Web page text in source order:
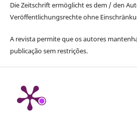
Die Zeitschrift ermöglicht es dem / den
Veröffentlichungsrechte ohne
A revista permite que os autores
publicação sem restrições.